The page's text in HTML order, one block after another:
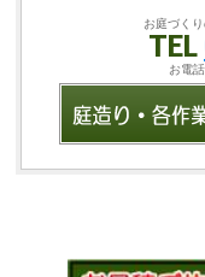
お庭づく
TEL
お電